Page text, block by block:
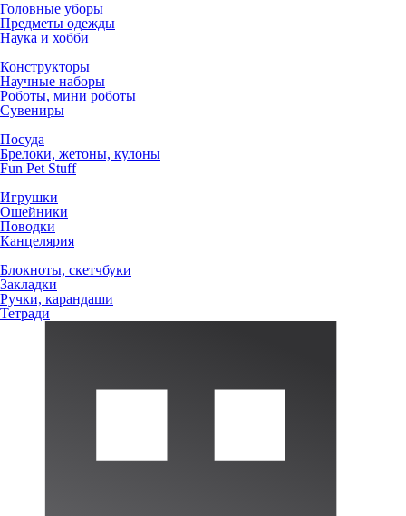
Головные уборы
Предметы одежды
Наука и хобби
Конструкторы
Научные наборы
Роботы, мини роботы
Сувениры
Посуда
Брелоки, жетоны, кулоны
Fun Pet Stuff
Игрушки
Ошейники
Поводки
Канцелярия
Блокноты, скетчбуки
Закладки
Ручки, карандаши
Тетради